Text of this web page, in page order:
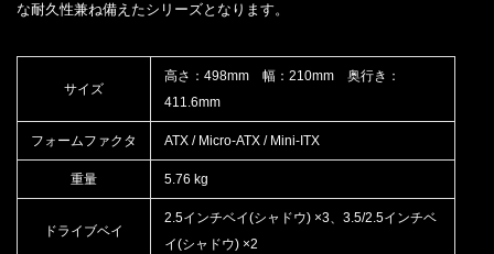
な耐久性兼ね備えたシリーズとなります。
サイズ
高さ：498mm 幅：210mm 奥行き：
411.6mm
フォームファクタ ATX / Micro-ATX / Mini-ITX
重量 5.76 kg
ドライブベイ
2.5インチベイ(シャドウ) ×3、3.5/2.5インチベ
イ(シャドウ) ×2